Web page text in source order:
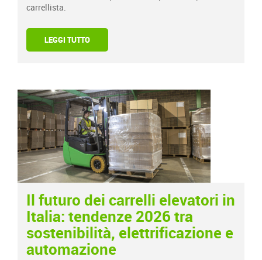
carrellista.
LEGGI TUTTO
Il futuro dei carrelli elevatori in
Italia: tendenze 2026 tra
sostenibilità, elettrificazione e
automazione